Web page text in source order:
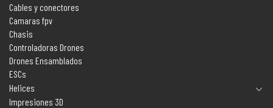
Cables y conectores
Camaras fpv
Chasis
Controladoras Drones
Drones Ensamblados
ESCs
Helices
Impresiones 3D